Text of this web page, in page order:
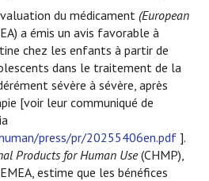
du médicament(European
a émis un avis favorable à
chez les enfants à partir de
dans le traitement de la
sévère à sévère, après
[voir leur communiqué de
press/pr/20255406en.pdf ].
Products for Human Use(CHMP),
estime que les bénéfices